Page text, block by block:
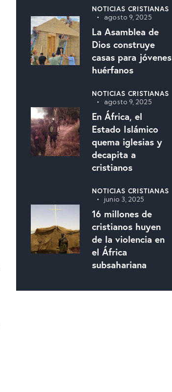
NOTICIAS CRISTIANAS
agosto 9, 2025
La Asamblea de
Dios construye
casas para jóvenes
huérfanos
NOTICIAS CRISTIANAS
agosto 9, 2025
En África, el
Estado Islámico
quema iglesias y
decapita a
cristianos
NOTICIAS CRISTIANAS
junio 3, 2025
16 millones de
cristianos huyen
de la violencia en
el África
subsahariana